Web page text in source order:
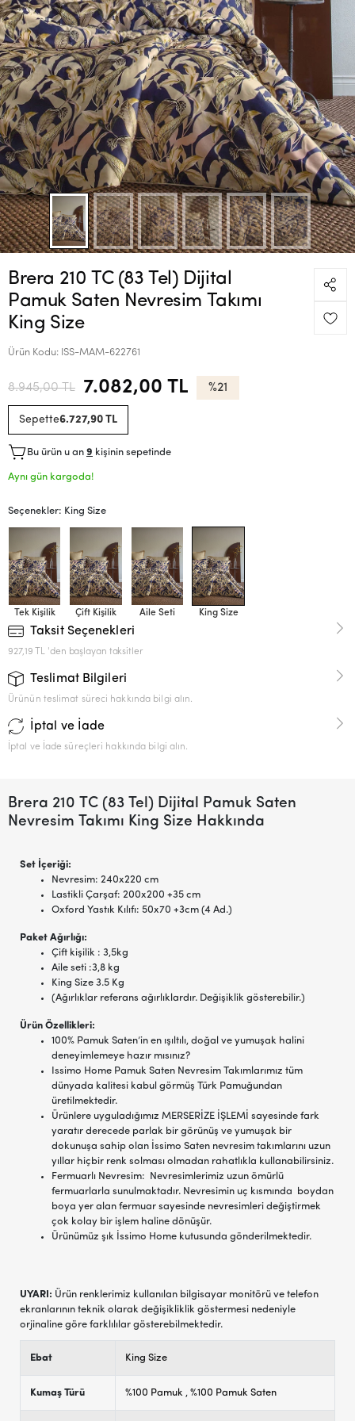
Brera 210 TC (83 Tel) Dijital
Pamuk Saten Nevresim Takımı
King Size
Ürün Kodu: ISS-MAM-622761
8.945,00 TL 7.082,00 TL %21
Sepette6.727,90 TL
Bu ürün u an 9 kişinin sepetinde
Aynı gün kargoda!
Seçenekler: King Size
Tek Kişilik Çift Kişilik Aile Seti King Size
Taksit Seçenekleri
927,19 TL 'den başlayan taksitler
Teslimat Bilgileri
Ürünün teslimat süreci hakkında bilgi alın.
İptal ve İade
İptal ve İade süreçleri hakkında bilgi alın.
Brera 210 TC (83 Tel) Dijital Pamuk Saten
Nevresim Takımı King Size Hakkında
Set İçeriği:
Nevresim: 240x220 cm
Lastikli Çarşaf: 200x200 +35 cm
Oxford Yastık Kılıfı: 50x70 +3cm (4 Ad.)
Paket Ağırlığı:
Çift kişilik : 3,5kg
Aile seti :3,8 kg
King Size 3.5 Kg
(Ağırlıklar referans ağırlıklardır. Değişiklik gösterebilir.)
Ürün Özellikleri:
100% Pamuk Saten’in en ışıltılı, doğal ve yumuşak halini
deneyimlemeye hazır mısınız?
Issimo Home Pamuk Saten Nevresim Takımlarımız tüm
dünyada kalitesi kabul görmüş Türk Pamuğundan
üretilmektedir.
Ürünlere uyguladığımız MERSERİZE İŞLEMİ sayesinde fark
yaratır derecede parlak bir görünüş ve yumuşak bir
dokunuşa sahip olan İssimo Saten nevresim takımlarını uzun
yıllar hiçbir renk solması olmadan rahatlıkla kullanabilirsiniz.
Fermuarlı Nevresim: Nevresimlerimiz uzun ömürlü
fermuarlarla sunulmaktadır. Nevresimin uç kısmında boydan
boya yer alan fermuar sayesinde nevresimleri değiştirmek
çok kolay bir işlem haline dönüşür.
Ürünümüz şık İssimo Home kutusunda gönderilmektedir.
UYARI: Ürün renklerimiz kullanılan bilgisayar monitörü ve telefon
ekranlarının teknik olarak değişikliklik göstermesi nedeniyle
orjinaline göre farklılılar gösterebilmektedir.
Ebat King Size
Kumaş Türü %100 Pamuk , %100 Pamuk Saten